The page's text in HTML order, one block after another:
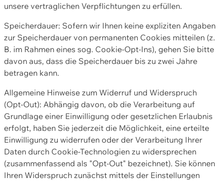
unsere vertraglichen Verpflichtungen zu erfüllen.
Speicherdauer: Sofern wir Ihnen keine expliziten Angaben
zur Speicherdauer von permanenten Cookies mitteilen (z.
B. im Rahmen eines sog. Cookie-Opt-Ins), gehen Sie bitte
davon aus, dass die Speicherdauer bis zu zwei Jahre
betragen kann.
Allgemeine Hinweise zum Widerruf und Widerspruch
(Opt-Out): Abhängig davon, ob die Verarbeitung auf
Grundlage einer Einwilligung oder gesetzlichen Erlaubnis
erfolgt, haben Sie jederzeit die Möglichkeit, eine erteilte
Einwilligung zu widerrufen oder der Verarbeitung Ihrer
Daten durch Cookie-Technologien zu widersprechen
(zusammenfassend als "Opt-Out" bezeichnet). Sie können
Ihren Widerspruch zunächst mittels der Einstellungen